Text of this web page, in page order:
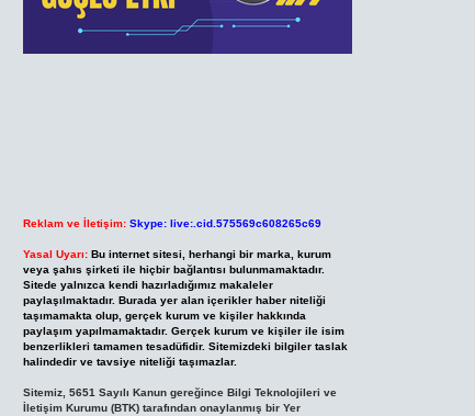
Reklam ve İletişim: Skype: live:.cid.575569c608265c69
Yasal Uyarı: Bu internet sitesi, herhangi bir marka, kurum
veya şahıs şirketi ile hiçbir bağlantısı bulunmamaktadır.
Sitede yalnızca kendi hazırladığımız makaleler
paylaşılmaktadır. Burada yer alan içerikler haber niteliği
taşımamakta olup, gerçek kurum ve kişiler hakkında
paylaşım yapılmamaktadır. Gerçek kurum ve kişiler ile isim
benzerlikleri tamamen tesadüfidir. Sitemizdeki bilgiler taslak
halindedir ve tavsiye niteliği taşımazlar.
Sitemiz, 5651 Sayılı Kanun gereğince Bilgi Teknolojileri ve
İletişim Kurumu (BTK) tarafından onaylanmış bir Yer